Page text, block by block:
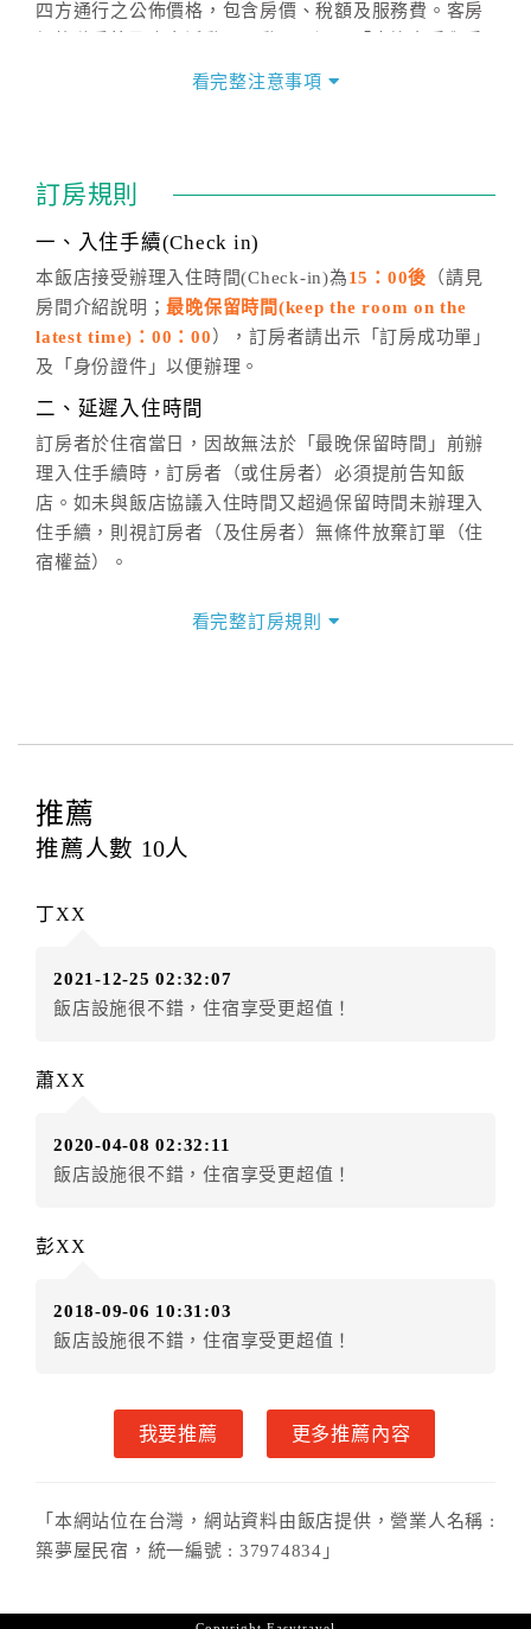
四方通行之公佈價格，包含房價、稅額及服務費。客房
價」之當日價格為標準。
話方式異動訂單。
※非客服時間之申辦異動，皆為次日計算及辦理。
五、客服時間
週一至週日，上午9:00～晚上6:00
六、聯絡方式
(07)9682715 。
看完整注意事項
訂房規則
一、入住手續(Check in)
本飯店接受辦理入住時間(Check-in)為15：00後 （請見
房間介紹說明；最晚保留時間(keep the room on the
latest time)：00：00 ），訂房者請出示「訂房成功單」
及「身份證件」以便辦理。
二、延遲入住時間
訂房者於住宿當日，因故無法於「最晚保留時間」前辦
理入住手續時，訂房者（或住房者）必須提前告知飯
店。如未與飯店協議入住時間又超過保留時間未辦理入
住手續，則視訂房者（及住房者）無條件放棄訂單（住
宿權益）。
四、訂單異動
提出申辦不得異動訂單。
每筆訂單異動限定
辦理取消退款。
房者應補足差額。（限原訂飯店）
房者不得要求退其差額。（限原訂飯店）
額3個月
．訂房者使用「保留住宿金額」時，請注意！為避免飯
店客滿，敬請及早計畫，如逾時未提出申辦，視同無條
．每筆訂單異動限定乙次，限原訂飯店，異動完成後不
訂房者應補足差額。 限原訂飯店
六、取消訂單
訂房者因故取消訂單辦理退款，依下列標準申辦：
◎住房日10天前辦理者，訂單費用扣除總計25%為手續
費
◎住房日當日辦理者，訂單費用扣除總計100%為手續費
看完整訂房規則
推薦
推薦人數 10人
丁XX
2021-12-25 02:32:07
飯店設施很不錯，住宿享受更超值！
蕭XX
2020-04-08 02:32:11
飯店設施很不錯，住宿享受更超值！
彭XX
2018-09-06 10:31:03
飯店設施很不錯，住宿享受更超值！
我要推薦 更多推薦內容
「本網站位在台灣，網站資料由飯店提供，營業人名稱 :
築夢屋民宿，統一編號 : 37974834」